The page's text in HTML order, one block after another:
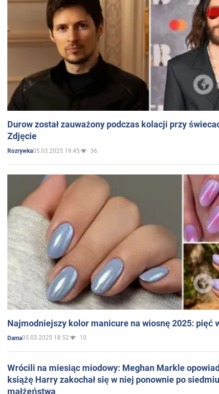
Durow został zauważony podczas kolacji przy
Zdjęcie
Rozrywka05.03.2025 19:45 36
Najmodniejszy kolor manicure na wiosnę 2025: pięć
Dama05.03.2025 18:52 10
Wrócili na miesiąc miodowy: Meghan Markle
książę Harry zakochał się w niej ponownie po
małżeństwa